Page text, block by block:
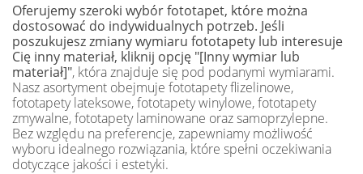
Oferujemy szeroki wybór fototapet, które można
dostosować do indywidualnych potrzeb. Jeśli
poszukujesz zmiany wymiaru fototapety lub interesuje
Cię inny materiał, kliknij opcję "[Inny wymiar lub
materiał]", która znajduje się pod podanymi wymiarami.
Nasz asortyment obejmuje fototapety flizelinowe,
fototapety lateksowe, fototapety winylowe, fototapety
zmywalne, fototapety laminowane oraz samoprzylepne.
Bez względu na preferencje, zapewniamy możliwość
wyboru idealnego rozwiązania, które spełni oczekiwania
dotyczące jakości i estetyki.